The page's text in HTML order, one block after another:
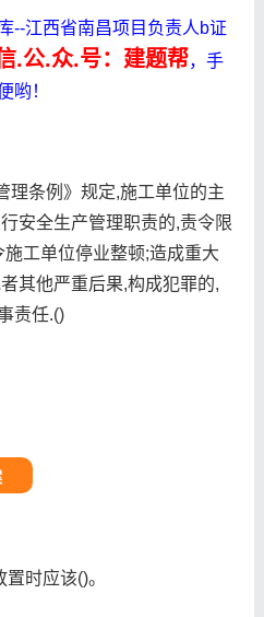
--江西省南昌项目负责人b证
.公.众.号：建题帮，手
哟！
理条例》规定,施工单位的主
安全生产管理职责的,责令限
工单位停业整顿;造成重大
其他严重后果,构成犯罪的,
责任.()
时应该()。